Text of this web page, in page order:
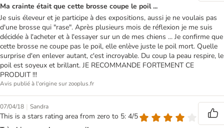
Ma crainte était que cette brosse coupe le poil ...
Je suis éleveur et je participe à des expositions, aussi je ne voulais pas
d'une brosse qui "rase". Après plusieurs mois de réflexion je me suis
décidée à l'acheter et à l'essayer sur un de mes chiens ... Je confirme que
cette brosse ne coupe pas le poil, elle enlève juste le poil mort. Quelle
surprise d'en enlever autant, c'est incroyable. Du coup la peau respire, le
poil est soyeux et brillant. JE RECOMMANDE FORTEMENT CE
PRODUIT !!!
Avis publié à l'origine sur zooplus.fr
07/04/18 | Sandra
This is a stars rating area from zero to 5: 4/5